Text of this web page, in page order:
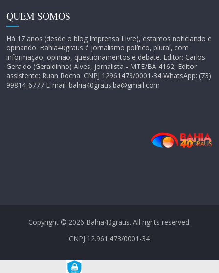
QUEM SOMOS
Há 17 anos (desde o blog Imprensa Livre), estamos noticiando e
opinando. Bahia40graus é jornalismo político, plural, com
informação, opinião, questionamentos e debate. Editor: Carlos
Geraldo (Geraldinho) Alves, jornalista - MTE/BA 4162, Editor
assistente: Ruan Rocha. CNPJ 12961473/0001-34 WhatsApp: (73)
99814-6777 E-mail: bahia40graus.ba@gmail.com
Copyright © 2026 Bahia40graus. All rights reserved.
CNPJ 12.961.473/0001-34